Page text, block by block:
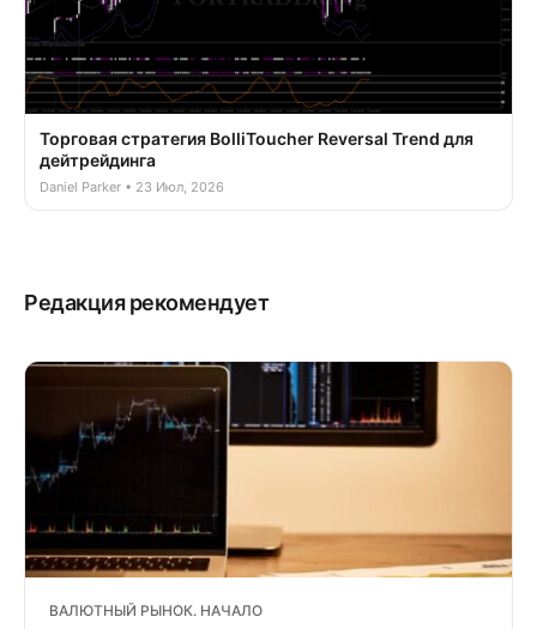
Торговая стратегия BolliToucher Reversal Trend для
дейтрейдинга
Daniel Parker • 23 Июл, 2026
Редакция рекомендует
ВАЛЮТНЫЙ РЫНОК. НАЧАЛО